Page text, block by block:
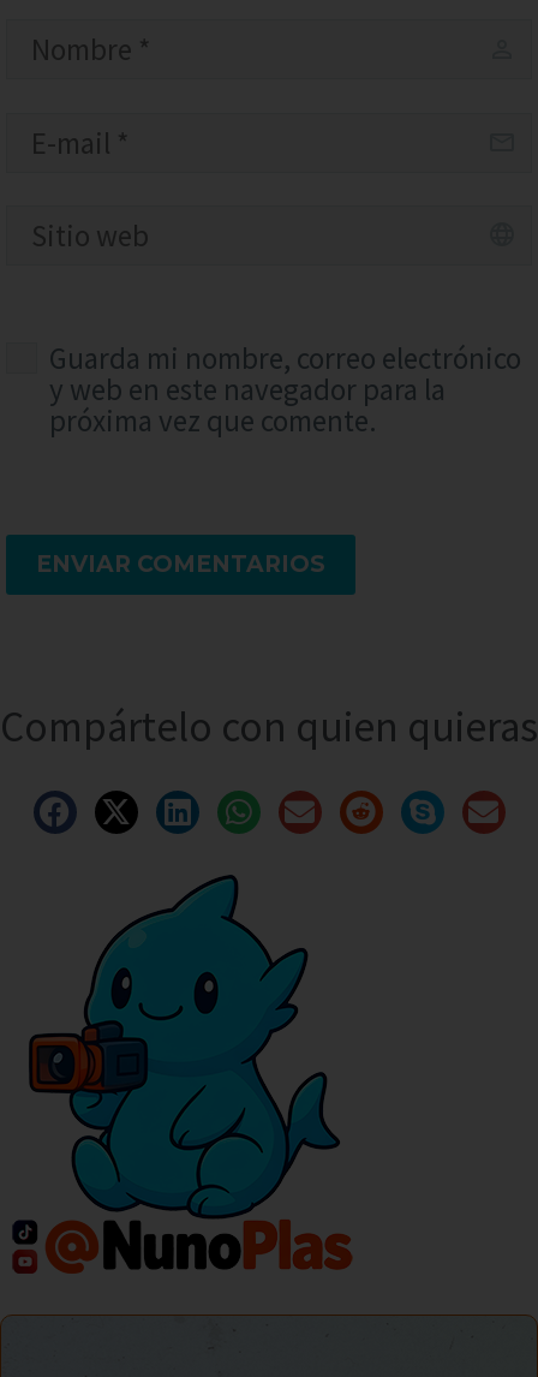
Guarda mi nombre, correo electrónico
y web en este navegador para la
próxima vez que comente.
ENVIAR COMENTARIOS
Compártelo con quien quieras